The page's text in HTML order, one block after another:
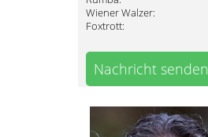
Wiener Walzer:
Foxtrott:
Nachricht senden